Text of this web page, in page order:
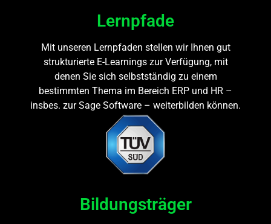
Lernpfade
Mit unseren Lernpfaden stellen wir Ihnen gut
strukturierte E-Learnings zur Verfügung, mit
denen Sie sich selbstständig zu einem
bestimmten Thema im Bereich ERP und HR –
insbes. zur Sage Software – weiterbilden können.
Bildungsträger